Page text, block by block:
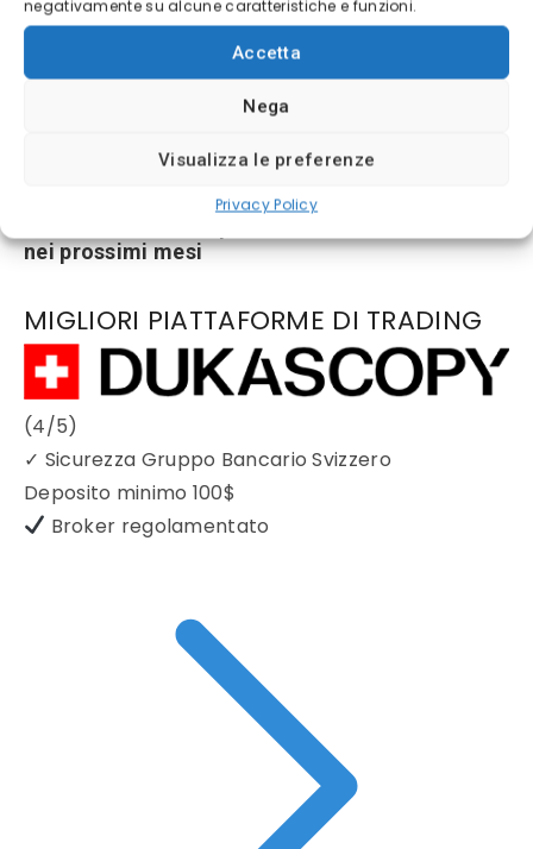
negativamente su alcune caratteristiche e funzioni.
Accetta
Nega
Visualizza le preferenze
Privacy Policy
nei prossimi mesi
MIGLIORI PIATTAFORME DI TRADING
(4/5)
✓ Sicurezza Gruppo Bancario Svizzero
Deposito minimo 100$
Broker regolamentato